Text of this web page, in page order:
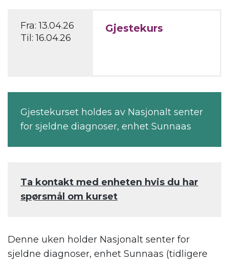
Fra:13.04.26
Til:16.04.26
Gjestekurs
Gjestekurset holdes av Nasjonalt senter
for sjeldne diagnoser, enhet Sunnaas
Ta kontakt med enheten hvis du har
spørsmål om kurset
Denne uken holder Nasjonalt senter for
sjeldne diagnoser, enhet Sunnaas (tidligere